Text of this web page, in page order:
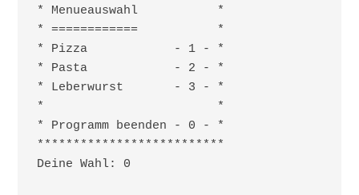
* Menueauswahl           *
* ============           *
* Pizza            - 1 - *
* Pasta            - 2 - *
* Leberwurst       - 3 - *
*                        *
* Programm beenden - 0 - *
**************************
Deine Wahl: 0